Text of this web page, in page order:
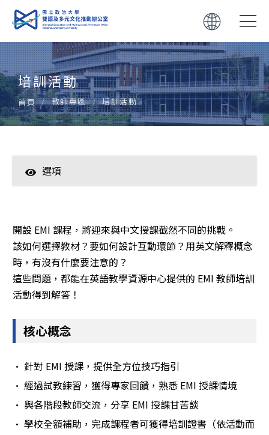
培訓活動
首頁 教師專區 培訓活動
選項
教師社群
授課補助
開設 EMI 課程，將迎來與中文授課截然不同的挑戰。
該如何選擇教材？要如何設計互動環節？用英文解釋概念
時，有沒有什麼要注意的？
這些問題，都能在英語教學資源中心提供的 EMI 教師培訓
活動得到解答！
核心概念
· 針對 EMI 授課，提供全方位技巧指引
· 經過試教練習，獲得專家回饋，熟悉 EMI 授課情境
· 與各階段教師交流，分享 EMI 授課甘苦談
· 學校全額補助，完成課程者可獲得培訓證書（依活動而